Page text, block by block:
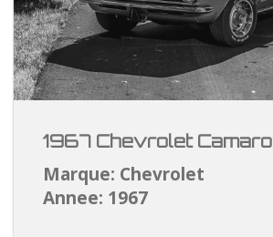
1967 Chevrolet Camaro
Marque: Chevrolet
Annee: 1967